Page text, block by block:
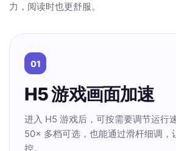
力，阅读时也更舒服。
01
H5 游戏画面加速
进入 H5 游戏后，可按需要调节运行
50× 多档可选，也能通过滑杆细调，
控。